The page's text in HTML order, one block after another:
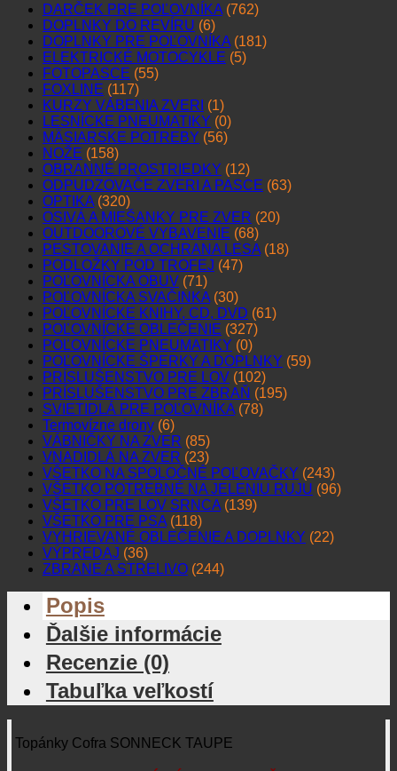
DARČEK PRE POĽOVNÍKA (762)
DOPLNKY DO REVÍRU (6)
DOPLNKY PRE POĽOVNÍKA (181)
ELEKTRICKÉ MOTOCYKLE (5)
FOTOPASCE (55)
FOXLINE (117)
KURZY VÁBENIA ZVERI (1)
LESNÍCKE PNEUMATIKY (0)
MÄSIARSKE POTREBY (56)
NOŽE (158)
OBRANNÉ PROSTRIEDKY (12)
ODPUDZOVAČE ZVERI A PASCE (63)
OPTIKA (320)
OSIVÁ A MIEŠANKY PRE ZVER (20)
OUTDOOROVÉ VYBAVENIE (68)
PESTOVANIE A OCHRANA LESA (18)
PODLOŽKY POD TROFEJ (47)
POĽOVNÍCKA OBUV (71)
POĽOVNÍCKA SVAČINKA (30)
POĽOVNÍCKE KNIHY, CD, DVD (61)
POĽOVNÍCKE OBLEČENIE (327)
POĽOVNÍCKE PNEUMATIKY (0)
POĽOVNÍCKE ŠPERKY A DOPLNKY (59)
PRÍSLUŠENSTVO PRE LOV (102)
PRÍSLUŠENSTVO PRE ZBRAŇ (195)
SVIETIDLÁ PRE POĽOVNÍKA (78)
Termovízne drony (6)
VÁBNIČKY NA ZVER (85)
VNADIDLÁ NA ZVER (23)
VŠETKO NA SPOLOČNÉ POĽOVAČKY (243)
VŠETKO POTREBNÉ NA JELENIU RUJU (96)
VŠETKO PRE LOV SRNCA (139)
VŠETKO PRE PSA (118)
VYHRIEVANÉ OBLEČENIE A DOPLNKY (22)
VÝPREDAJ (36)
ZBRANE A STRELIVO (244)
Popis
Ďalšie informácie
Recenzie (0)
Tabuľka veľkostí
Topánky Cofra SONNECK TAUPE